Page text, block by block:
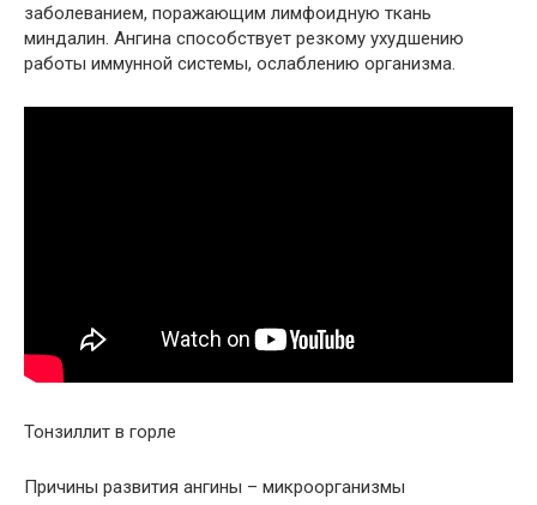
заболеванием, поражающим лимфоидную ткань
миндалин. Ангина способствует резкому ухудшению
работы иммунной системы, ослаблению организма.
Тонзиллит в горле
Причины развития ангины – микроорганизмы